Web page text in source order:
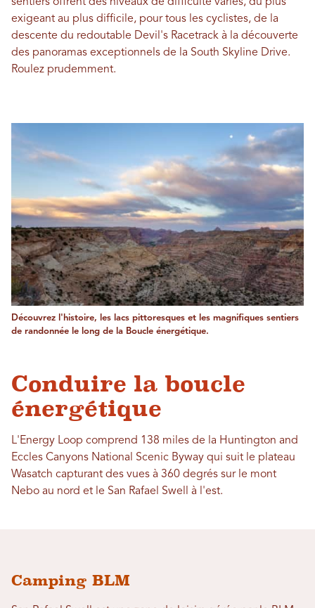
exigeant au plus difficile, pour tous les cyclistes, de la
descente du redoutable Devil's Racetrack à la découverte
des panoramas exceptionnels de la South Skyline Drive.
Roulez prudemment.
Découvrez l'histoire, les lacs pittoresques et les magnifiques sentiers
de randonnée le long de la Boucle énergétique.
Conduire la boucle
énergétique
L'Energy Loop comprend 138 miles de la Huntington and
Eccles Canyons National Scenic Byway qui suit le plateau
Wasatch capturant des vues à 360 degrés sur le mont
Nebo au nord et le San Rafael Swell à l'est.
Camping BLM